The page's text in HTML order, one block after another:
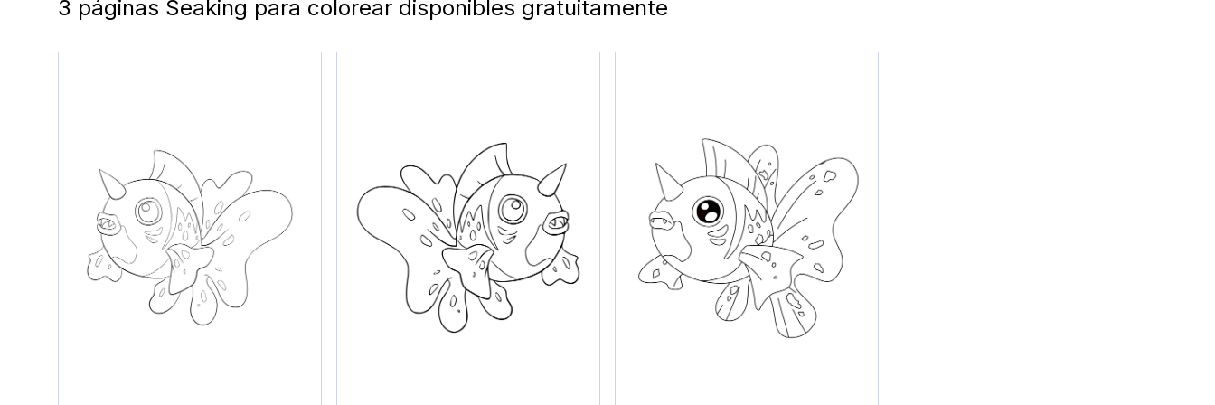
3 páginas Seaking para colorear disponibles gratuitamente